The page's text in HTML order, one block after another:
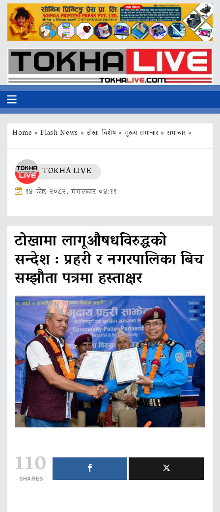
Home »Flash News » टोखा बिशेष» मुख्य समाचार» समाचार»
TOKHA LIVE
१४ जेष्ठ २०८२, मंगलवार ०४:११
टोखामा लागूऔषधविरुद्धको
सन्देश : प्रहरी र नगरपालिका बिच
सम्झौता पत्रमा हस्ताक्षर
110
SHARES